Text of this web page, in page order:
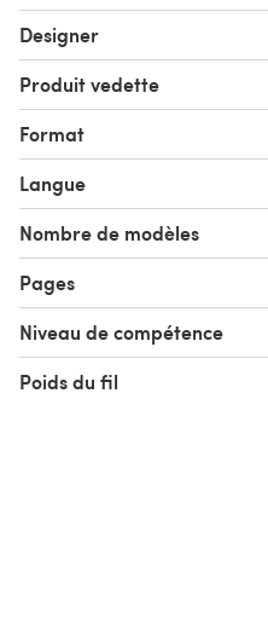
Designer
Produit vedette
Format
Langue
Nombre de modèles
Pages
Niveau de compétence
Poids du fil